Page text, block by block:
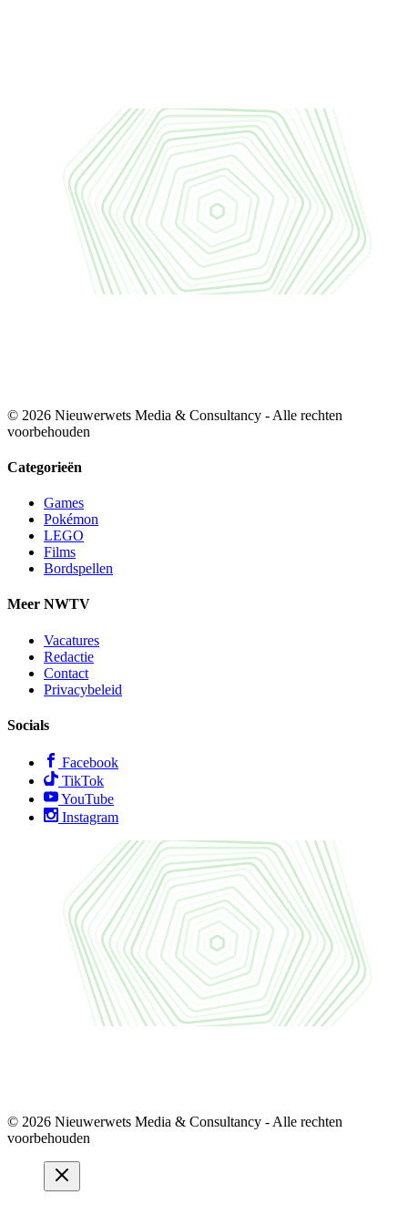
© 2026 Nieuwerwets Media & Consultancy - Alle rechten
voorbehouden
Categorieën
Games
Pokémon
LEGO
Films
Bordspellen
Meer NWTV
Vacatures
Redactie
Contact
Privacybeleid
Socials
Facebook
TikTok
YouTube
Instagram
© 2026 Nieuwerwets Media & Consultancy - Alle rechten
voorbehouden